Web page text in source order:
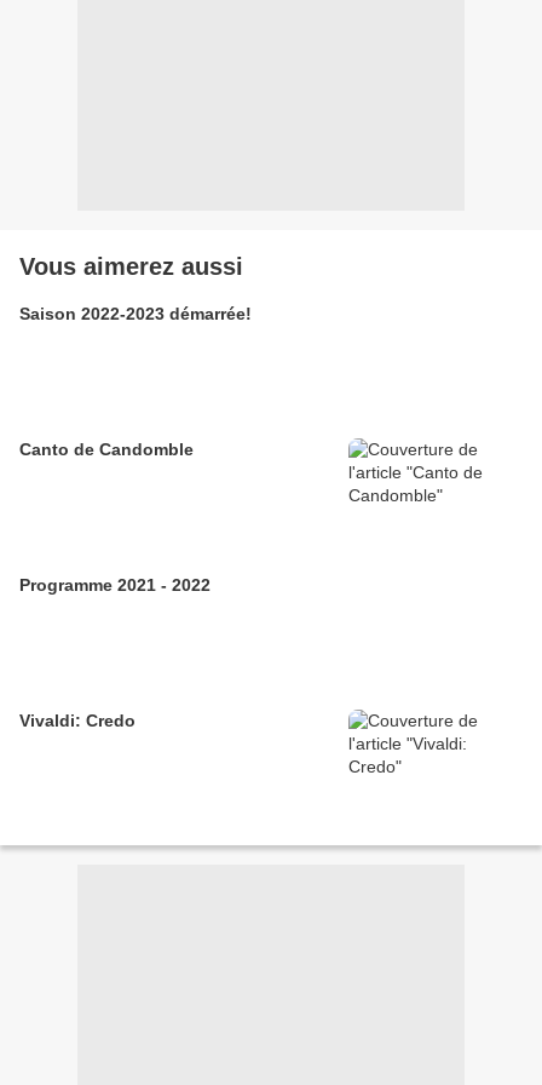
Vous aimerez aussi
Saison 2022-2023 démarrée!
Canto de Candomble
Programme 2021 - 2022
Vivaldi: Credo